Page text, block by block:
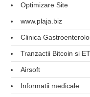
Optimizare Site
www.plaja.biz
Clinica
Tranzactii Bitcoin si
Airsoft
Informatii medicale